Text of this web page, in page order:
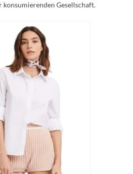
konsumierenden Gesellschaft.